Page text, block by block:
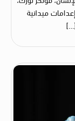
ميدانية